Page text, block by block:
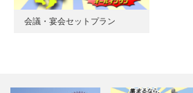
会議・宴会セットプラン